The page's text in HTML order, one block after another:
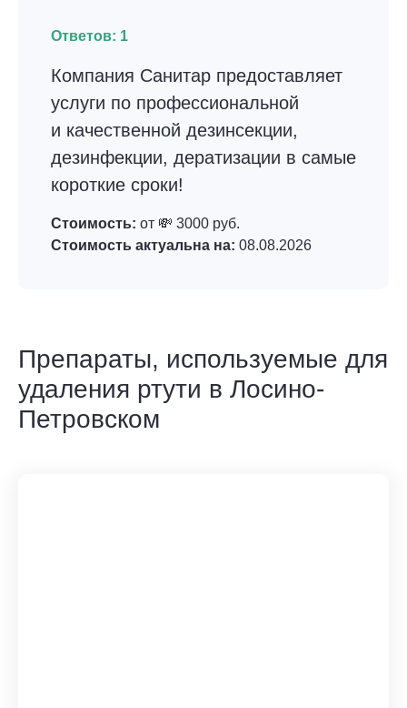
Ответов: 1
Компания Санитар предоставляет
услуги по профессиональной
и качественной дезинсекции,
дезинфекции, дератизации в самые
короткие сроки!
Стоимость: от 💸 3000 руб.
Стоимость актуальна на: 08.08.2026
Препараты, используемые для
удаления ртути в Лосино-
Петровском